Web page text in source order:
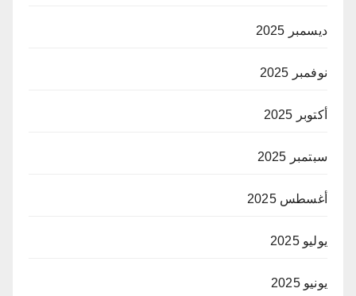
ديسمبر 2025
نوفمبر 2025
أكتوبر 2025
سبتمبر 2025
أغسطس 2025
يوليو 2025
يونيو 2025